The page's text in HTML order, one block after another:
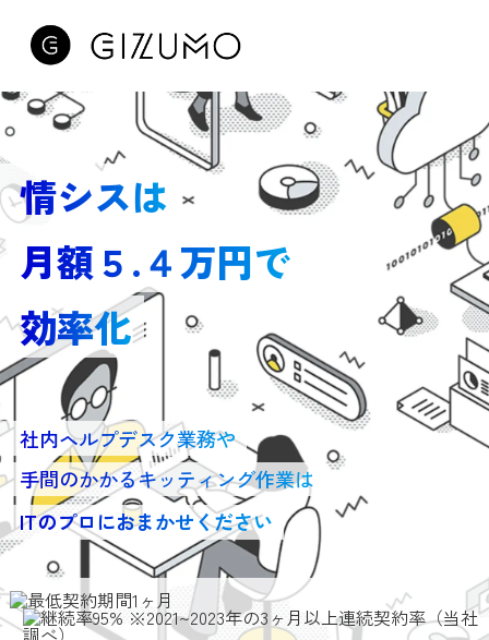
情シスは
月額５.４万円で
効率化
社内ヘルプデスク業務や
手間のかかるキッティング作業は
ITのプロにおまかせください